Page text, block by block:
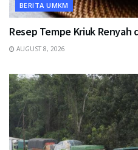
BERITA UMKM
Resep Tempe Kriuk Renyah
AUGUST 8, 2026